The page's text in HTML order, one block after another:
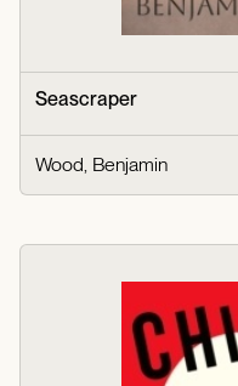
Seascraper
Wood, Benjamin